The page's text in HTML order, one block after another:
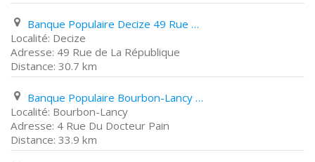
Banque Populaire Decize 49 Rue de La République
Decize
49 Rue de La République
30.7 km
Banque Populaire Bourbon-Lancy 4 Rue Du Docteur Pain
Bourbon-Lancy
4 Rue Du Docteur Pain
33.9 km